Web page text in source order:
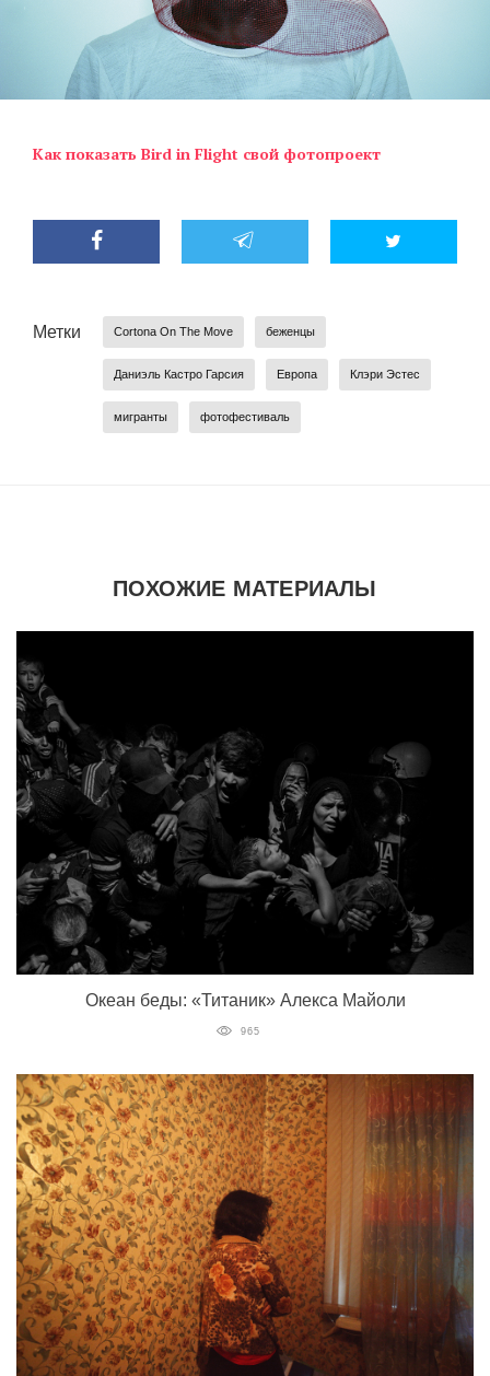
Как показать Bird in Flight свой фотопроект
Метки Cortona On The Move беженцы
Даниэль Кастро Гарсия Европа Клэри Эстес
мигранты фотофестиваль
ПОХОЖИЕ МАТЕРИАЛЫ
Океан беды: «Титаник» Алекса Майоли
965